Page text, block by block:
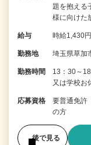
題を抱える
様に向けた
給与 時給1,430
勤務地 埼玉県草加
勤務時間
13：30～
又は学校お
応募資格
要普通免許
の方
後で見る